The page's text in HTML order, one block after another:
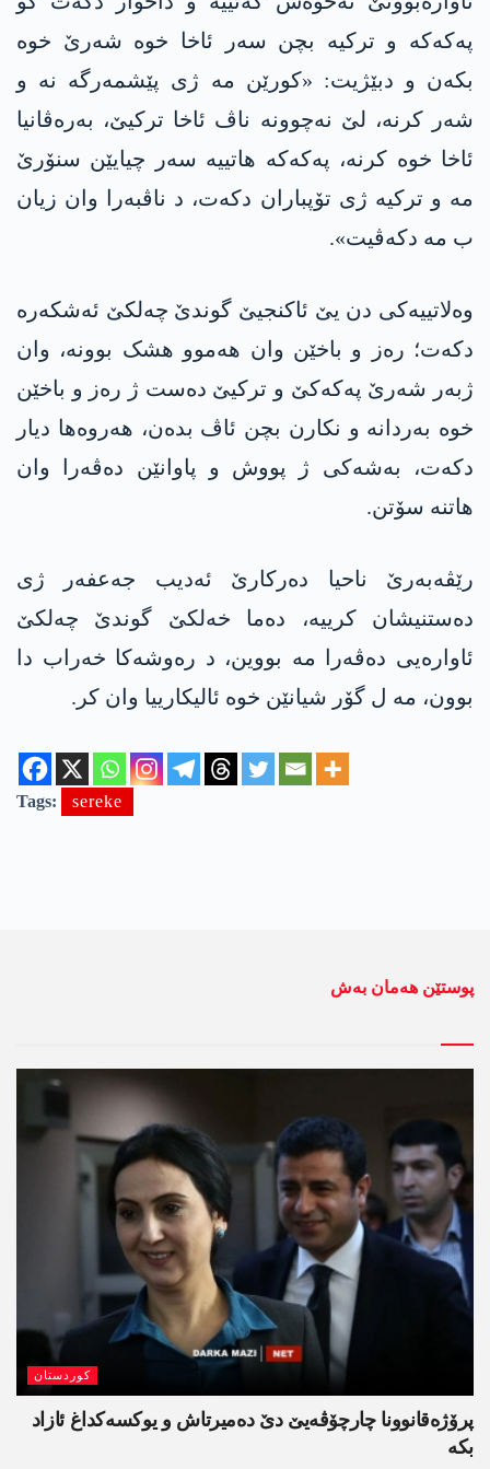
په‌كه‌كه‌ و ترکیە بچن سەر ئاخا خوە شەرێ خوە
بکه‌ن و دبێژیت: «کورێن مە ژی پێشمەرگە نە و
شەر کرنە، لێ نەچوونە ناڤ ئاخا ترکیێ، بەرەڤانیا
ئاخا خوە کرنە، په‌كه‌كه‌ ھاتییە سەر چیایێن سنۆرێ
مە و ترکیه‌ ژی تۆپباران دکەت، د ناڤبه‌را وان زیان
ب مه‌ دكه‌ڤیت».
وەلاتییەکی دن یێ ئاكنجیێ گوندێ چەلکێ ئەشکەرە
دکەت؛ رەز و باخێن وان ھەموو ھشک بوونە، وان
ژبەر شەرێ په‌كه‌كێ و ترکیێ دەست ژ رەز و باخێن
خوە بەردانە و نکارن بچن ئاڤ بده‌ن، ھەروه‌ھا دیار
دکەت، بەشەکی ژ پووش و پاوانێن دەڤەرا وان
ھاتنە سۆتن.
رێڤەبەرێ ناحیا دەرکارێ ئەدیب جه‌عفه‌ر ژی
دەستنیشان کرییە، دەما خەلکێ گوندێ چەلکێ
ئاوارەیی دەڤەرا مە بووین، د رەوشەکا خەراب دا
بوون، مە ل گۆر شیانێن خوە ئالیکارییا وان کر.
Tags: sereke
پوستێن ھەمان بەش
کوردستان
پرۆژەقانوونا چارچۆڤەیێ دێ دەمیرتاش و یوکسەکداغ ئازاد
بکە